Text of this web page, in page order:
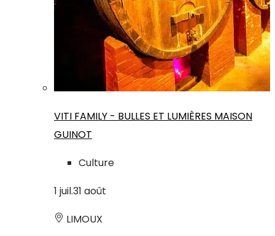
VITI FAMILY - BULLES ET LUMIÈRES MAISON
GUINOT
Culture
1 juil.31 août
LIMOUX